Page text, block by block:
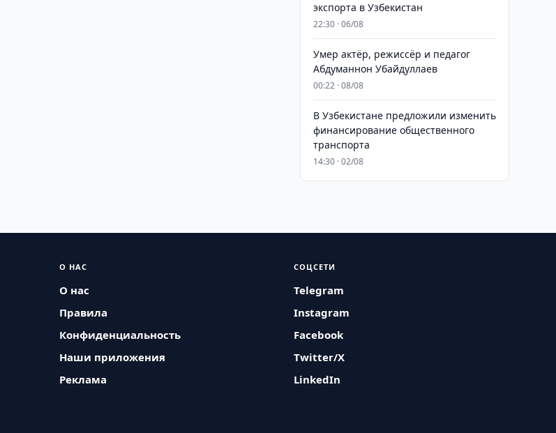
экспорта в Узбекистан
22:30 · 06/08
Умер актёр, режиссёр и педагог
Абдуманнон Убайдуллаев
00:22 · 08/08
В Узбекистане предложили изменить
финансирование общественного
транспорта
14:30 · 02/08
О НАС
О нас
Правила
Конфиденциальность
Наши приложения
Реклама
СОЦСЕТИ
Telegram
Instagram
Facebook
Twitter/X
LinkedIn